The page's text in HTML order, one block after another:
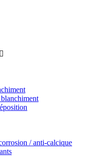

/ anti-calcique